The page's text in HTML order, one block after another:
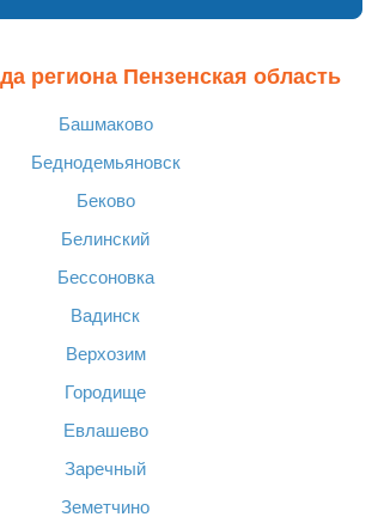
региона Пензенская область
Башмаково
Беднодемьяновск
Беково
Белинский
Бессоновка
Вадинск
Верхозим
Городище
Евлашево
Заречный
Земетчино